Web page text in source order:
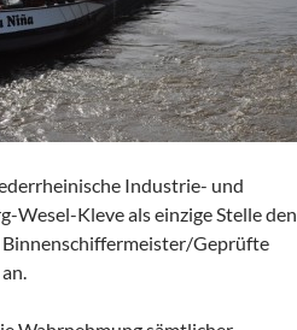
Industrie- und
Wesel-Kleve als einzige Stelle den
Binnenschiffermeister/Geprüfte